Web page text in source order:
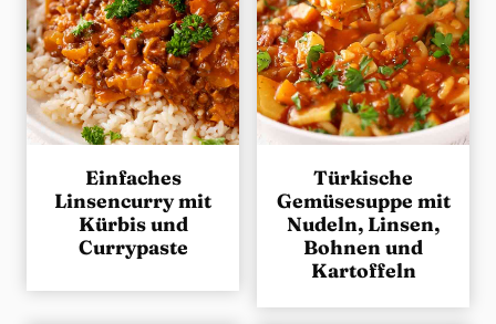
Einfaches
Linsencurry mit
Kürbis und
Currypaste
Türkische
Gemüsesuppe mit
Nudeln, Linsen,
Bohnen und
Kartoffeln